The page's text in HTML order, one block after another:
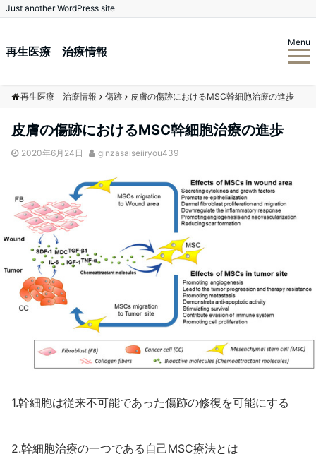
Just another WordPress site
再生医療 治療情報
Menu
再生医療 治療情報 傷跡 皮膚の傷跡におけるMSC幹細胞治療の進歩
皮膚の傷跡におけるMSC幹細胞治療の進歩
2020年6月24日 ginzasaiseiiryou439
1.幹細胞は従来不可能であった傷跡の修復を可能にする
2.幹細胞治療の一つである自己MSC療法とは